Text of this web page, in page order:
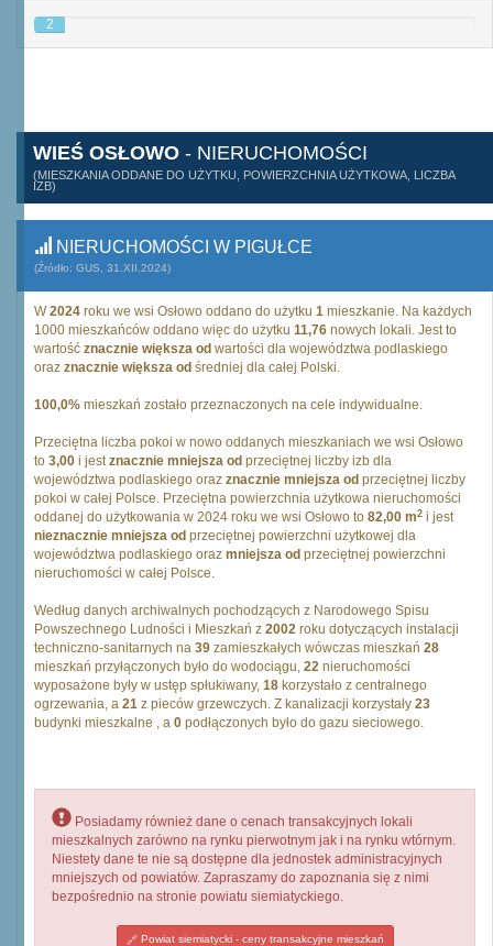
2
WIEŚ OSŁOWO - NIERUCHOMOŚCI
(MIESZKANIA ODDANE DO UŻYTKU, POWIERZCHNIA UŻYTKOWA, LICZBA
IZB)
NIERUCHOMOŚCI W PIGUŁCE
(Źródło: GUS, 31.XII.2024)
W2024 roku we wsi Osłowo oddano do użytku 1 mieszkanie. Na każdych
1000 mieszkańców oddano więc do użytku 11,76 nowych lokali. Jest to
wartość znacznie większa od wartości dla województwa podlaskiego
oraz znacznie większa od średniej dla całej Polski.
100,0% mieszkań zostało przeznaczonych na cele indywidualne.
Przeciętna liczba pokoi w nowo oddanych mieszkaniach we wsi Osłowo
to 3,00 i jestznacznie mniejsza od przeciętnej liczby izb dla
województwa podlaskiego oraz znacznie mniejsza od przeciętnej liczby
pokoi w całej Polsce. Przeciętna powierzchnia użytkowa nieruchomości
oddanej do użytkowania w 2024 roku we wsi Osłowo to 82,00 m2 i jest
nieznacznie mniejsza od przeciętnej powierzchni użytkowej dla
województwa podlaskiego oraz mniejsza od przeciętnej powierzchni
nieruchomości w całej Polsce.
Według danych archiwalnych pochodzących z Narodowego Spisu
Powszechnego Ludności i Mieszkań z 2002 roku dotyczących instalacji
techniczno-sanitarnych na 39 zamieszkałych wówczas mieszkań 28
mieszkań przyłączonych było do wodociągu, 22 nieruchomości
wyposażone były w ustęp spłukiwany, 18 korzystało z centralnego
ogrzewania, a 21 z pieców grzewczych. Z kanalizacji korzystały 23
budynki mieszkalne , a 0 podłączonych było do gazu sieciowego.
Posiadamy również dane o cenach transakcyjnych lokali
mieszkalnych zarówno na rynku pierwotnym jak i na rynku wtórnym.
Niestety dane te nie są dostępne dla jednostek administracyjnych
mniejszych od powiatów. Zapraszamy do zapoznania się z nimi
bezpośrednio na stronie powiatu siemiatyckiego.
Powiat siemiatycki - ceny transakcyjne mieszkań